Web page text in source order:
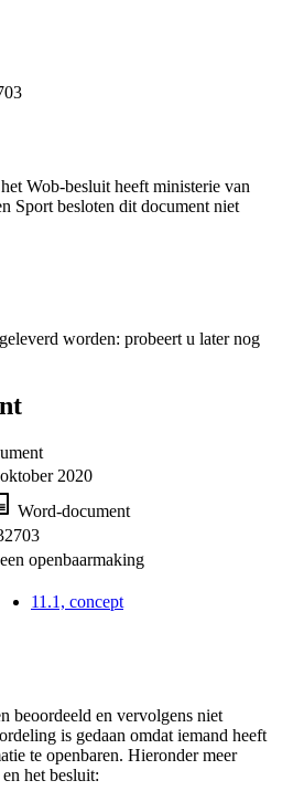
Wob-besluit heeft ministerie van
Sport besloten dit document niet
worden: probeert u later nog
2020
Word-document
openbaarmaking
11.1, concept
beoordeeld en vervolgens niet
is gedaan omdat iemand heeft
te openbaren. Hieronder meer
het besluit: